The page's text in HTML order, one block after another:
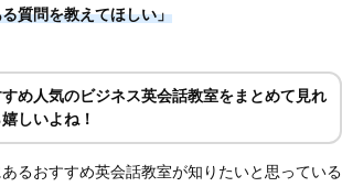
質問を教えてほしい」
すめ人気のビジネス英会話教室をまとめて見れ
しいよね！
るおすすめ英会話教室が知りたいと思っている